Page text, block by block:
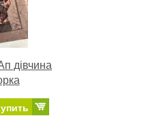
дівчина